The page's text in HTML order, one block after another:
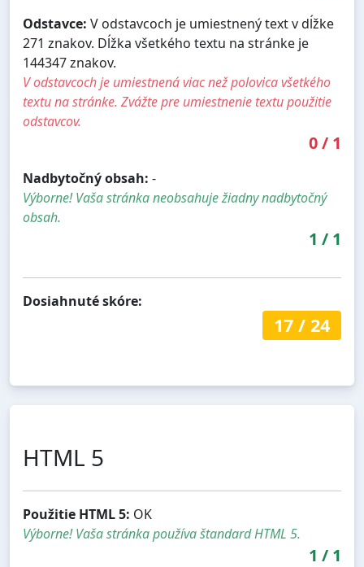
Odstavce: V odstavcoch je umiestnený text v dĺžke
271 znakov. Dĺžka všetkého textu na stránke je
144347 znakov.
V odstavcoch je umiestnená viac než polovica všetkého
textu na stránke. Zvážte pre umiestnenie textu použitie
odstavcov.
0/ 1
Nadbytočný obsah: -
Výborne! Vaša stránka neobsahuje žiadny nadbytočný
obsah.
1 / 1
Dosiahnuté skóre:
17/ 24
HTML 5
Použitie HTML 5: OK
Výborne! Vaša stránka používa štandard HTML 5.
1 / 1